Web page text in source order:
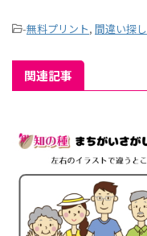
-無料プリント, 間違い探し
関連記事